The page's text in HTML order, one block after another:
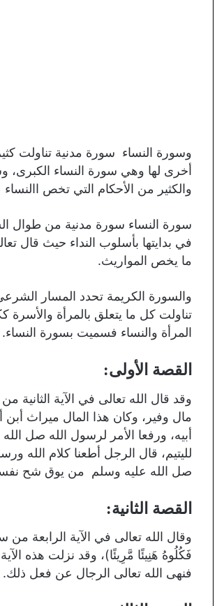
وسورة النساء سورة مدنية تناولت
أخرى لها وهي سورة النساء الكبرى،
والكثير من الأحكام التي تخص
في بدايتها بأسلوب النداء حيث قال
ما يخص المواريث.
والسورة الكريمة تحدد المسار
تناولت كل ما يتعلق بالمرأة
المرأة والنساء فسميت بسورة النساء.
القصة الأولى:
وقد قال الله تعالى في الآية
مال وفير، وكان هذا المال ميراث أبن
أبيه، ورفعا الأمر لرسول الله صل
لليتيم، قال الرجل أطعنا كلام الله
صل الله عليه وسلم من يوق شح
القصة الثانية:
وقال الله تعالى في الآية الرابعة
فَكُلُوهُ هَنِيئًا مَّرِيئًا)، وقد نزلت هذه
فنهى الله تعالى الرجال عن فعل ذلك.